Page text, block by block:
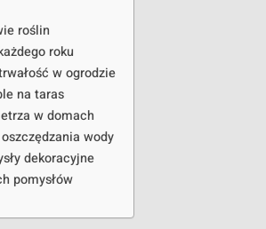
roślin
roku
w ogrodzie
na taras
w domach
wody
dekoracyjne
pomysłów